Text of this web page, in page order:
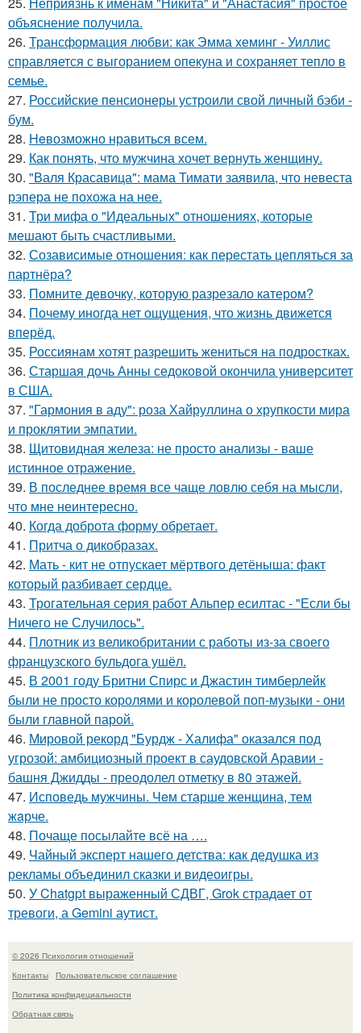
объяснение получила.
26. Трансформация любви: как Эмма хеминг - Уиллис
справляется с выгоранием опекуна и сохраняет тепло в
семье.
27. Российские пенсионеры устроили свой личный бэби -
бум.
28. Heвозможно нравиться всем.
29. Как понять, что мужчина хочет вернуть женщину.
30. "Валя Красавица": мама Тимати заявила, что невеста
рэпера не похожа на нее.
31. Три мифа о "Идеальных" отношениях, которые
мешают быть счастливыми.
32. Созависимые отношения: как перестать цепляться за
партнёра?
33. Помните девочку, которую разрезало катером?
34. Почему иногда нет ощущения, что жизнь движется
вперёд.
35. Россиянам хотят разрешить жениться на подростках.
36. Старшая дочь Анны седоковой окончила университет
в США.
37. "Гармония в аду": роза Хайруллина о хрупкости мира
и проклятии эмпатии.
38. Щитовидная железа: не просто анализы - ваше
истинное отражение.
39. В последнее время все чаще ловлю себя на мысли,
что мне неинтересно.
40. Когда доброта форму обретает.
41. Притча о дикобразах.
42. Мать - кит не отпускает мёртвого детёныша: факт
который разбивает сердце.
43. Трогательная серия работ Альпер есилтас - "Если бы
Ничего не Случилось".
44. Плотник из великобритании с работы из-за своего
французского бульдога ушёл.
45. В 2001 году Бритни Спирс и Джастин тимберлейк
были не просто королями и королевой поп-музыки - они
были главной парой.
46. Мировой рекорд "Бурдж - Халифа" оказался под
угрозой: амбициозный проект в саудовской Аравии -
башня Джидды - преодолел отметку в 80 этажей.
47. Исповедь мужчины. Чeм старше женщина, тем
жaрче.
48. Почаще посылайте всё на ….
49. Чайный эксперт нашего детства: как дедушка из
рекламы объединил сказки и видеоигры.
50. У Chatgpt выраженный СДВГ, Grok страдает от
тревоги, а Gemini аутист.
© 2026 Психология отношений
Контакты
Пользовательское соглашение
Политика конфидециальности
Обратная связь